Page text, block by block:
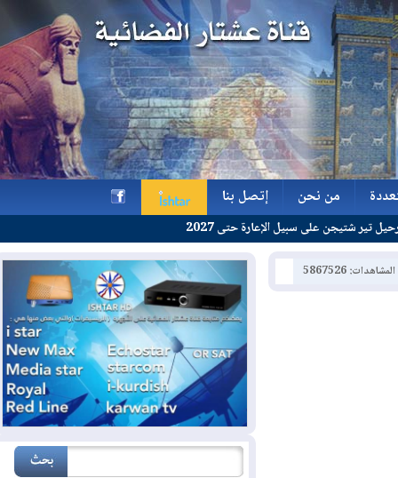
من نحن
من نحن
إتصل بنا
إتصل بناعلى سبيل الإعارة حتى 2027
5867526
h